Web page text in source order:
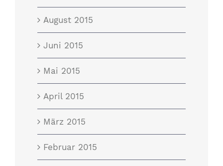
August 2015
Juni 2015
Mai 2015
April 2015
März 2015
Februar 2015